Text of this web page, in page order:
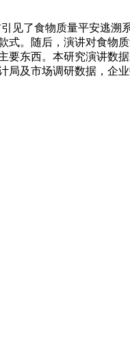
了食物质量平安逃溯
。随后，演讲对食物
东西。本研究演讲数
及市场调研数据，企